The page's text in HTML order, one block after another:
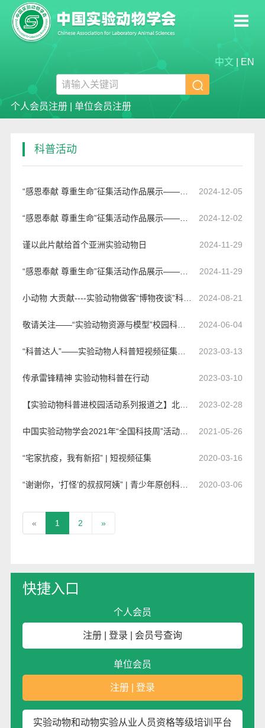
中文 EN

个人会员注册| 单位会员注册
科普活动
“感恩奉献 尊重生命”征集活动作品展示——绘画篇(三) 2024-12-05
“感恩奉献 尊重生命”征集活动作品展示——绘画篇(二) 2024-12-02
谨以此片献给首个亚洲实验动物日 2024-11-29
“感恩奉献 尊重生命”征集活动作品展示——绘画篇(一) 2024-11-29
小动物 大贡献----实验动物做客“博物夜谈”科普活动 2024-08-21
敬请关注——“实验动物资源与模型”校园科普讲座 2024-06-04
“科普达人”——实验动物人科普短视频征集活动开始啦 2023-03-13
传承雷锋精神 实验动物科普在行动 2023-03-10
【实验动物科普进校园活动系列报道之】北京大学深圳研究生院实验动物中心科普知识进校园活动 2023-02-28
中国实验动物学会2021年“全国科技周”活动——“科学传播校园行”活动圆满举办 2021-05-26
“宅家抗疫，我有新招” | 短视频征集 2020-03-16
“谢谢你，‘打怪’的叔叔阿姨” | 青少年原创科普作品有奖征集！ 2020-03-06
« 1 2 »
快捷入口
个人会员
注册 登录 会员号查询
单位会员
注册 登录
实验动物和动物实验从业人员资格等级培训平台